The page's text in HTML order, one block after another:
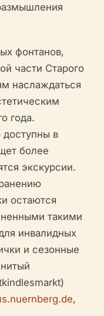
фонтанов,
части Старого
наслаждаться
года.
доступны в
более
экскурсии.
остаются
такими
инвалидных
и сезонные
,